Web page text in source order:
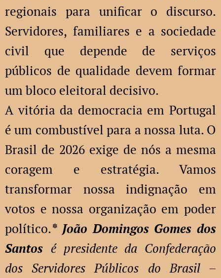
regionais para unificar o discurso.
Servidores, familiares e a sociedade
civil que depende de serviços
públicos de qualidade devem formar
um bloco eleitoral decisivo.
A vitória da democracia em Portugal
é um combustível para a nossa luta. O
Brasil de 2026 exige de nós a mesma
coragem e estratégia. Vamos
transformar nossa indignação em
votos e nossa organização em poder
político.* João Domingos Gomes dos
Santos é presidente da Confederação
dos Servidores Públicos do Brasil –